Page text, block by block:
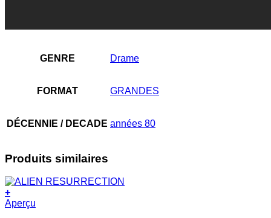
GENRE Drame
FORMAT GRANDES
DÉCENNIE / DECADE années 80
Produits similaires
+
Aperçu